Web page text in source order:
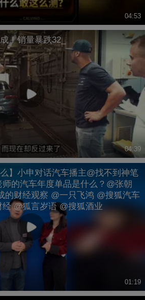
04:53
！销量暴跌32_
04:39
】小申对话汽车播主@找不到神笔
的汽车年度单品是什么？@张朝
的财经观察 @一只飞鸿 @搜狐汽车
@狐言岁语 @搜狐酒业
01:19